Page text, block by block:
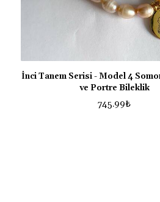
İnci Tanem Serisi - Model 4
ve Portre Bileklik
745.99₺